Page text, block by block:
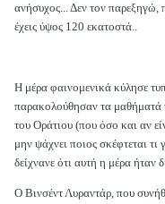
ανήσυχος... Δεν τον παρεξηγώ,
έχεις ύψος 120 εκατοστά..
Η μέρα φαινομενικά κύλησε
παρακολούθησαν τα μαθήματά
του Οράτιου (που όσο και αν
μην ψάχνει ποιος σκέφτεται
δείχνανε ότι αυτή η μέρα ήταν
Ο Βινσέντ Λυραντάρ, που